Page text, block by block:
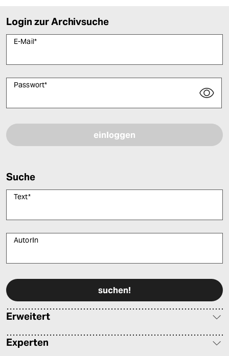
Login zur Archivsuche
E-Mail*
Passwort*
Suche
Text*
AutorIn
Erweitert
Experten